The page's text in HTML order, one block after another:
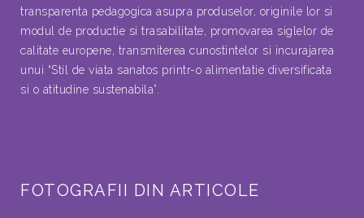
transparenta pedagogica asupra produselor, originile lor si
modul de productie si trasabilitate, promovarea siglelor de
calitate europene, transmiterea cunostintelor si incurajarea
unui “Stil de viata sanatos printr-o alimentatie diversificata
si o atitudine sustenabila”.
FOTOGRAFII DIN ARTICOLE